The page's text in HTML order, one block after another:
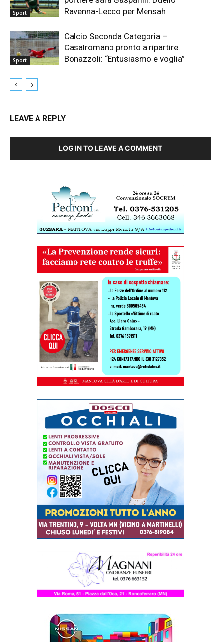
Sport
Ravenna-Lecco per Mensah
Sport
Calcio Seconda Categoria –
Casalromano pronto a ripartire.
Bonazzoli: “Entusiasmo e voglia”
LEAVE A REPLY
LOG IN TO LEAVE A COMMENT